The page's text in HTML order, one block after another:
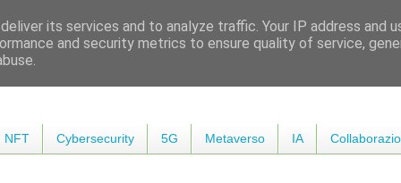
NFT Cybersecurity 5G Metaverso IA
its services and to analyze traffic. Your IP address and
and security metrics to ensure quality of service,